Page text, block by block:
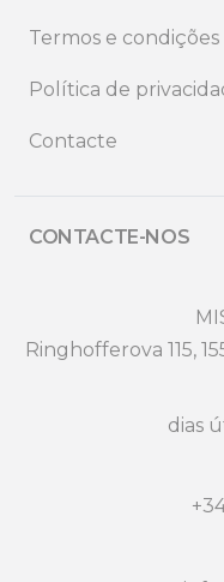
Termos e condições
Política de
Contacte
CONTACTE-NOS
Ringhofferova 115,
dias